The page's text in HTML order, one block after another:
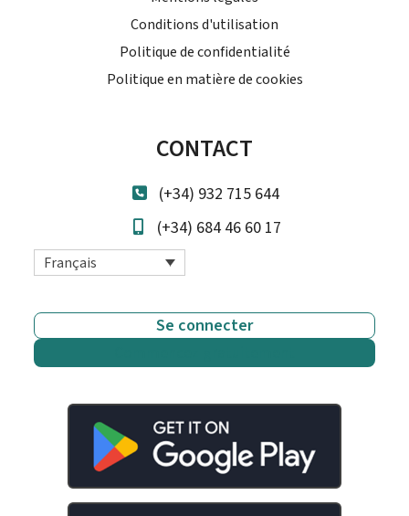
Conditions d'utilisation
Politique de confidentialité
Politique en matière de cookies
CONTACT
(+34) 932 715 644
(+34) 684 46 60 17
Français
Se connecter